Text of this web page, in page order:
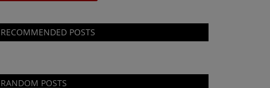
RECOMMENDED POSTS
RANDOM POSTS